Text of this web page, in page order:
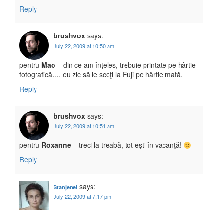
Reply
brushvox says:
July 22, 2009 at 10:50 am
pentru Mao – din ce am înţeles, trebuie printate pe hârtie
fotografică…. eu zic să le scoţi la Fuji pe hârtie mată.
Reply
brushvox says:
July 22, 2009 at 10:51 am
pentru Roxanne – treci la treabă, tot eşti în vacanţă!
Reply
Stanjenel says:
July 22, 2009 at 7:17 pm